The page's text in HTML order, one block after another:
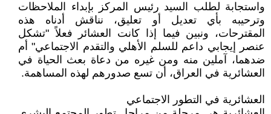
واستجابة لطلب السيد رئيس المركز بإبداء الملاحظات
وترحيبه بأي تعديل أو تعليق، نناقش أدناه هذه
المقترحات، ونبين فيما إذا كانت العشائر فعلاً "تشكل
عنصر إيجابي داعم للسلم الأهلي والتقدم الاجتماعي" أم
ضدهما، آملين منه ومن غيره من دعاة بعث الحياة في
العشائرية في العراق، أن تسع صدورهم لهذه المساهمة.
العشائرية في التطور الاجتماعي